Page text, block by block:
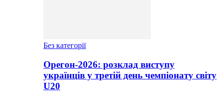
Без категорії
Орегон-2026: розклад виступу
українців у третій день чемпіонату світу
U20